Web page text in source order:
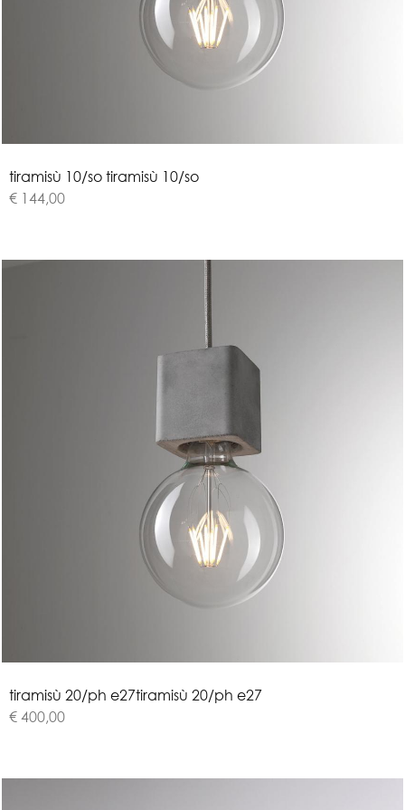
tiramisù 10/so tiramisù 10/so
€ 144,00
tiramisù 20/ph e27tiramisù 20/ph e27
€ 400,00